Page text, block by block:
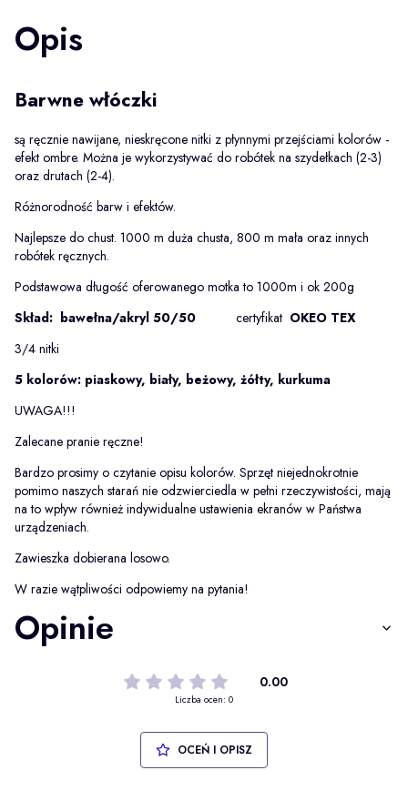
Opis
Barwne włóczki
są ręcznie nawijane, nieskręcone nitki z płynnymi przejściami kolorów -
efekt ombre. Można je wykorzystywać do robótek na szydełkach (2-3)
oraz drutach (2-4).
Różnorodność barw i efektów.
Najlepsze do chust. 1000 m duża chusta, 800 m mała oraz innych
robótek ręcznych.
Podstawowa długość oferowanego motka to 1000m i ok 200g
Skład: bawełna/akryl 50/50 certyfikat OKEO TEX
3/4 nitki
5 kolorów: piaskowy, biały, beżowy, żółty, kurkuma
UWAGA!!!
Zalecane pranie ręczne!
Bardzo prosimy o czytanie opisu kolorów. Sprzęt niejednokrotnie
pomimo naszych starań nie odzwierciedla w pełni rzeczywistości, mają
na to wpływ również indywidualne ustawienia ekranów w Państwa
urządzeniach.
Zawieszka dobierana losowo.
W razie wątpliwości odpowiemy na pytania!
Opinie
0.00
Liczba ocen: 0
OCEŃ I OPISZ